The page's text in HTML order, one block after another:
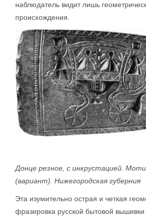
наблюдатель видит лишь
происхождения.
Донце резное, с инкрустацией.
(вариант). Нижегородская губерния
Эта изумительно острая и четкая
фразировка русской бытовой вышивки